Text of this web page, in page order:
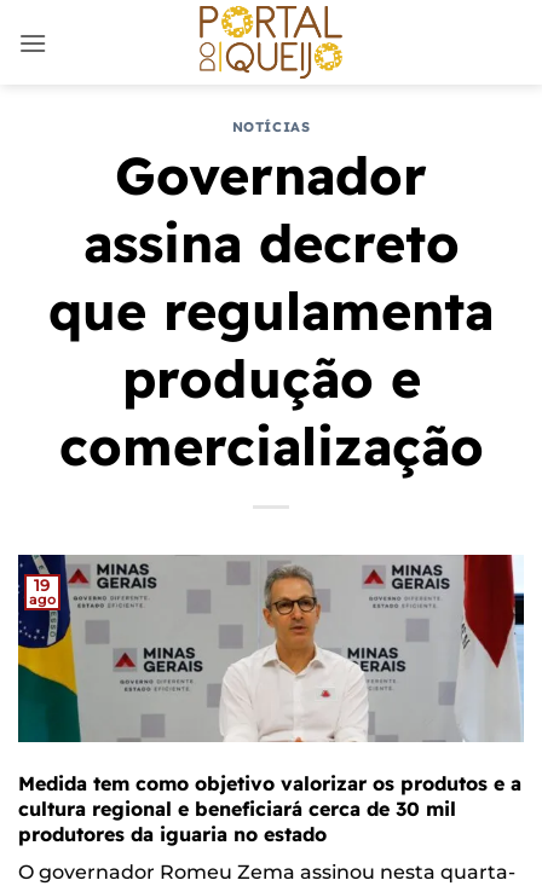
NOTÍCIAS
Governador
assina decreto
que regulamenta
produção e
comercialização
19
ago
Medida tem como objetivo valorizar os produtos e a
cultura regional e beneficiará cerca de 30 mil
produtores da iguaria no estado
O governador Romeu Zema assinou nesta quarta-